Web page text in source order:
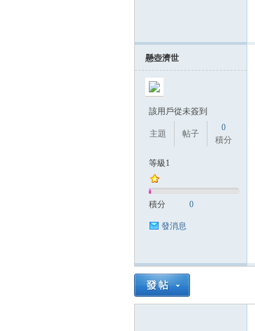
方
懸壺濟世
該用戶從未簽到
主題 帖子
0
積分
等級1
積分 0
發消息